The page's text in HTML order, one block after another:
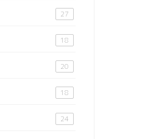
27
18
20
18
24